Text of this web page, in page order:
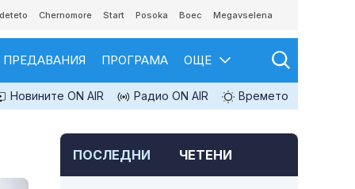
Chernomore Start Posoka Boec Megavselena
ПРЕДАВАНИЯ ПРОГРАМА ОЩЕ
Новините ON AIR Радио ON AIR Времето
ПОСЛЕДНИ ЧЕТЕНИ